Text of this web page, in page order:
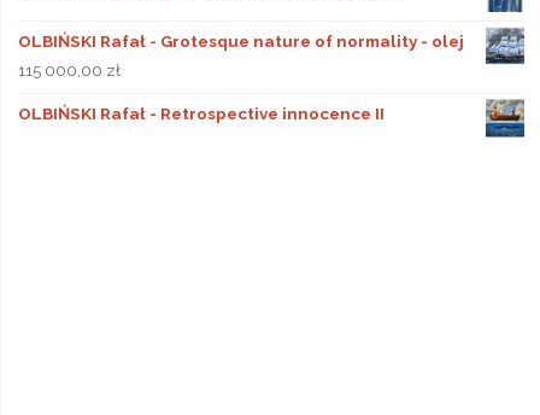
OLBIŃSKI Rafał - Grotesque nature of normality - olej
115 000,00 zł
OLBIŃSKI Rafał - Retrospective innocence II